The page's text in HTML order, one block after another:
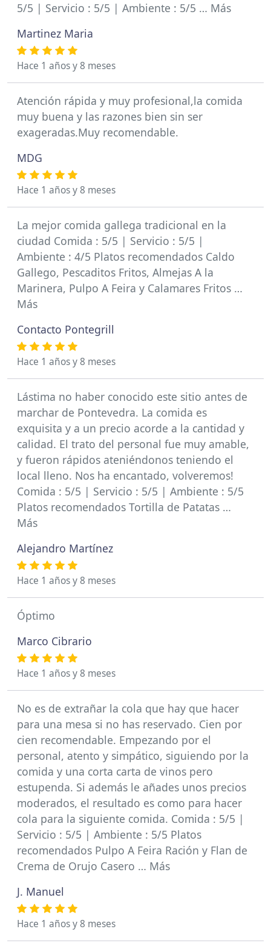
5/5 | Servicio : 5/5 | Ambiente : 5/5 … Más
Martinez Maria
Hace 1 años y 8 meses
Atención rápida y muy profesional,la comida
muy buena y las razones bien sin ser
exageradas.Muy recomendable.
MDG
Hace 1 años y 8 meses
La mejor comida gallega tradicional en la
ciudad Comida : 5/5 | Servicio : 5/5 |
Ambiente : 4/5 Platos recomendados Caldo
Gallego, Pescaditos Fritos, Almejas A la
Marinera, Pulpo A Feira y Calamares Fritos …
Más
Contacto Pontegrill
Hace 1 años y 8 meses
Lástima no haber conocido este sitio antes de
marchar de Pontevedra. La comida es
exquisita y a un precio acorde a la cantidad y
calidad. El trato del personal fue muy amable,
y fueron rápidos ateniéndonos teniendo el
local lleno. Nos ha encantado, volveremos!
Comida : 5/5 | Servicio : 5/5 | Ambiente : 5/5
Platos recomendados Tortilla de Patatas …
Más
Alejandro Martínez
Hace 1 años y 8 meses
Óptimo
Marco Cibrario
Hace 1 años y 8 meses
No es de extrañar la cola que hay que hacer
para una mesa si no has reservado. Cien por
cien recomendable. Empezando por el
personal, atento y simpático, siguiendo por la
comida y una corta carta de vinos pero
estupenda. Si además le añades unos precios
moderados, el resultado es como para hacer
cola para la siguiente comida. Comida : 5/5 |
Servicio : 5/5 | Ambiente : 5/5 Platos
recomendados Pulpo A Feira Ración y Flan de
Crema de Orujo Casero … Más
J. Manuel
Hace 1 años y 8 meses